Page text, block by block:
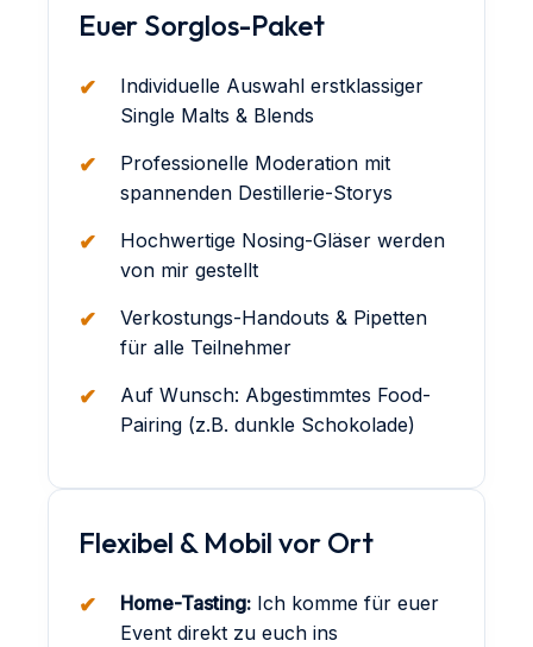
Euer Sorglos-Paket
Individuelle Auswahl erstklassiger
Single Malts & Blends
Professionelle Moderation mit
spannenden Destillerie-Storys
Hochwertige Nosing-Gläser werden
von mir gestellt
Verkostungs-Handouts & Pipetten
für alle Teilnehmer
Auf Wunsch: Abgestimmtes Food-
Pairing (z.B. dunkle Schokolade)
Flexibel & Mobil vor Ort
Home-Tasting: Ich komme für euer
Event direkt zu euch ins